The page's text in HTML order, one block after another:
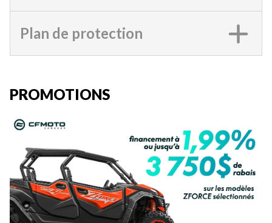
Plan de protection
PROMOTIONS